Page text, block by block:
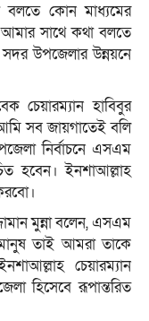
কোন মাধ্যমের
সাথে কথা বলতে
উপজেলার উন্নয়নে
চেয়ারম্যান হাবিবুর
সব জায়গাতেই বলি
নির্বাচনে এসএম
হবেন। ইনশাআল্লাহ
মুন্না বলেন, এসএম
তাই আমরা তাকে
চেয়ারম্যান
হিসেবে রূপান্তরিত